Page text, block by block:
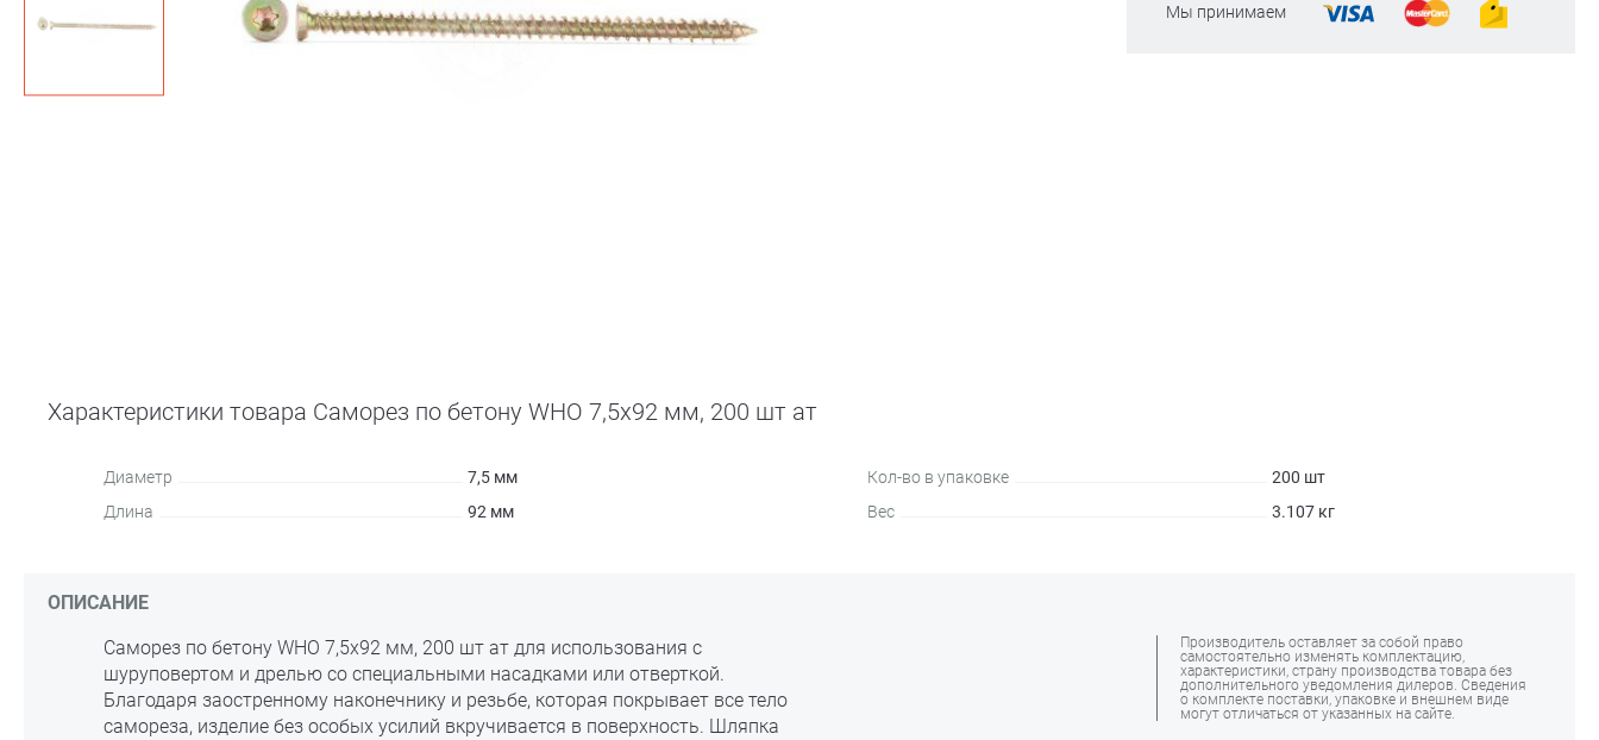
Мы принимаем
Характеристики товара Саморез по бетону WHO 7,5х92 мм, 200 шт ат
Диаметр
7,5 мм
Длина
92 мм
Кол-во в упаковке
200 шт
Вес
3.107 кг
ОПИСАНИЕ
Саморез по бетону WHO 7,5х92 мм, 200 шт ат для использования с
шуруповертом и дрелью со специальными насадками или отверткой.
Благодаря заостренному наконечнику и резьбе, которая покрывает все тело
самореза, изделие без особых усилий вкручивается в поверхность. Шляпка
Производитель оставляет за собой право
самостоятельно изменять комплектацию,
характеристики, страну производства товара без
дополнительного уведомления дилеров. Сведения
о комплекте поставки, упаковке и внешнем виде
могут отличаться от указанных на сайте.